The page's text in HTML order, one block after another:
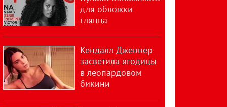
для обложки
глянца
Кендалл Дженнер
засветила ягодицы
в леопардовом
бикини